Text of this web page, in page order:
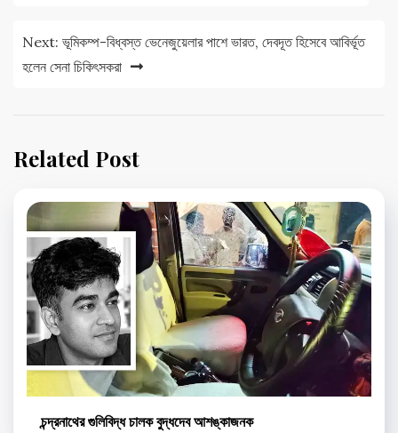
Next: ভূমিকম্প-বিধ্বস্ত ভেনেজুয়েলার পাশে ভারত, দেবদূত হিসেবে আবির্ভূত
হলেন সেনা চিকিৎসকরা
Related Post
চন্দ্রনাথের গুলিবিদ্ধ চালক বুদ্ধদেব আশঙ্কাজনক